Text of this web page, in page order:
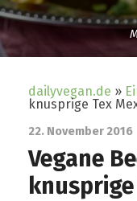
dailyvegan.de »
knusprige Tex
22. November 2016
Vegane
knusprige